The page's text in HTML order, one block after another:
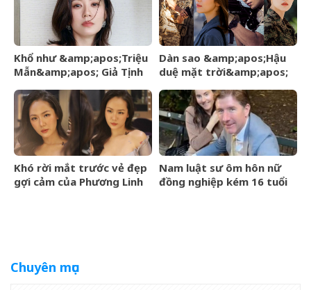
Khổ như &amp;apos;Triệu
Mẫn&amp;apos; Giả Tịnh
Dàn sao &amp;apos;Hậu
duệ mặt trời&amp;apos;
hôn, người vẫn lẻ bóng
Khó rời mắt trước vẻ đẹp
gợi cảm của Phương Linh
Nam luật sư ôm hôn nữ
đồng nghiệp kém 16 tuổi
Chuyên mục